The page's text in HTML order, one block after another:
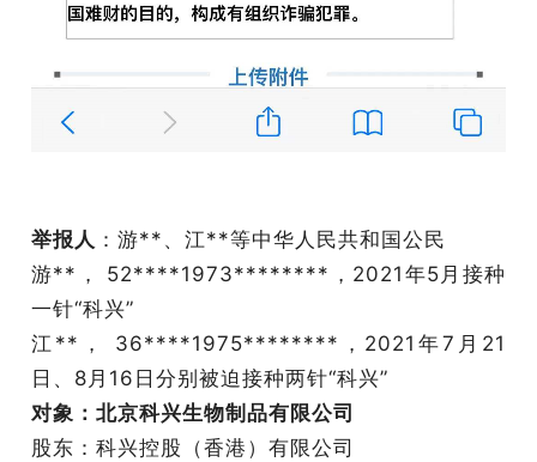
举报人 ：游**、江**等中华人民共和国公民
游**， 52****1973********，2021年5月接种
一针“科兴”
江**， 36****1975********，2021年7月21
日、8月16日分别被迫接种两针“科兴”
对象 ：北京科兴生物制品有限公司
股东：科兴控股（香港）有限公司